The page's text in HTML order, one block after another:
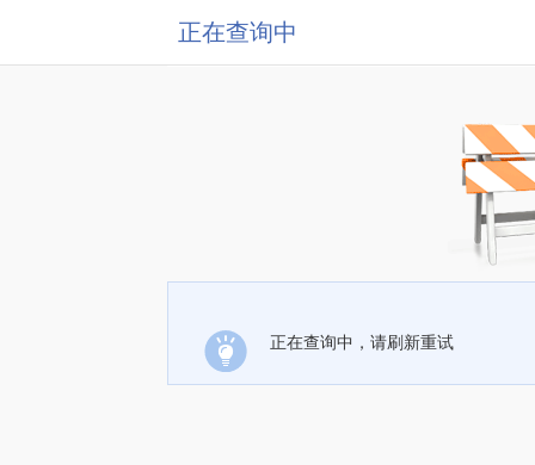
正在查询中
正在查询中，请刷新重试